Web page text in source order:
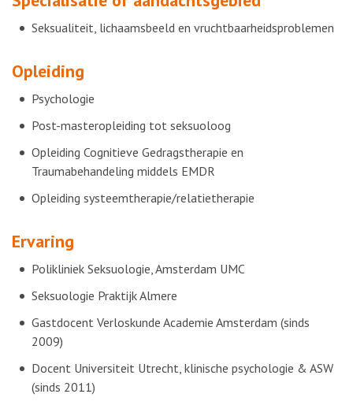
Seksualiteit, lichaamsbeeld en vruchtbaarheidsproblemen
Opleiding
Psychologie
Post-masteropleiding tot seksuoloog
Opleiding Cognitieve Gedragstherapie en
Traumabehandeling middels EMDR
Opleiding systeemtherapie/relatietherapie
Ervaring
Polikliniek Seksuologie, Amsterdam UMC
Seksuologie Praktijk Almere
Gastdocent Verloskunde Academie Amsterdam (sinds
2009)
Docent Universiteit Utrecht, klinische psychologie & ASW
(sinds 2011)